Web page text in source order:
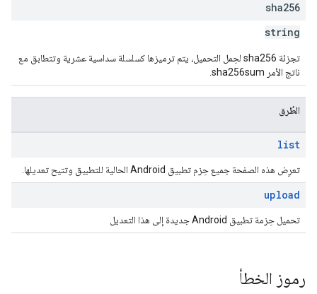
sha256
string
تجزئة sha256 لحِمل التحميل، يتم ترميزها كسلسلة سداسية عشرية وتتطابق مع
ناتج الأمر sha256sum.
الطُرق
list
تعرِض هذه الصفحة جميع حِزم تطبيق Android الحالية للتطبيق وتتيح تعديلها.
upload
تحميل حِزمة تطبيق Android جديدة إلى هذا التعديل
رموز الخطأ